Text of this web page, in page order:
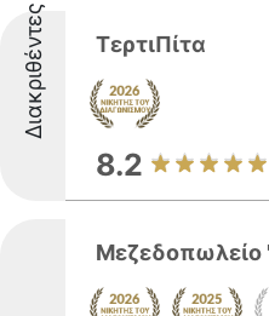
Διακριθέντες ΤερτιΠίτα
8.2
Μεζεδοπωλείο